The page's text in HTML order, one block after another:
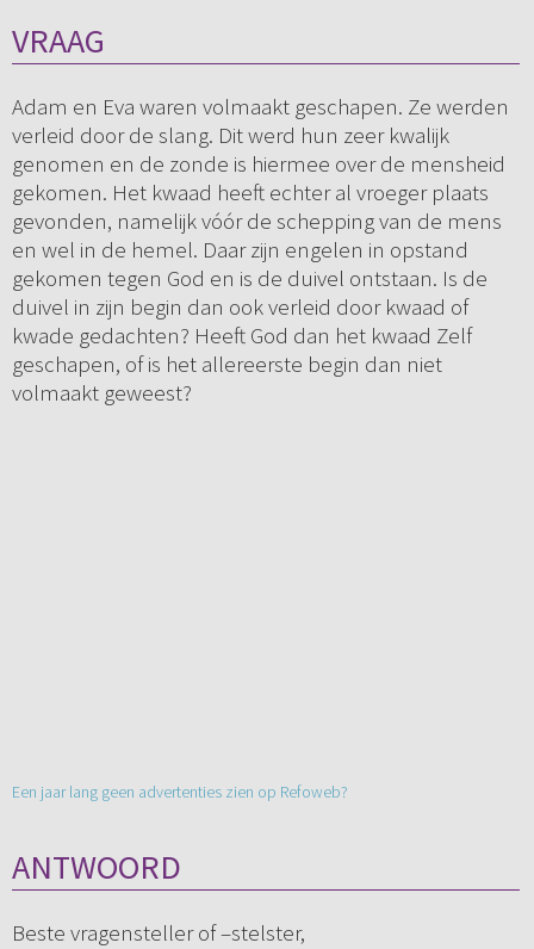
VRAAG
Adam en Eva waren volmaakt geschapen. Ze werden
verleid door de slang. Dit werd hun zeer kwalijk
genomen en de zonde is hiermee over de mensheid
gekomen. Het kwaad heeft echter al vroeger plaats
gevonden, namelijk vóór de schepping van de mens
en wel in de hemel. Daar zijn engelen in opstand
gekomen tegen God en is de duivel ontstaan. Is de
duivel in zijn begin dan ook verleid door kwaad of
kwade gedachten? Heeft God dan het kwaad Zelf
geschapen, of is het allereerste begin dan niet
volmaakt geweest?
Een jaar lang geen advertenties zien op Refoweb?
ANTWOORD
Beste vragensteller of –stelster,